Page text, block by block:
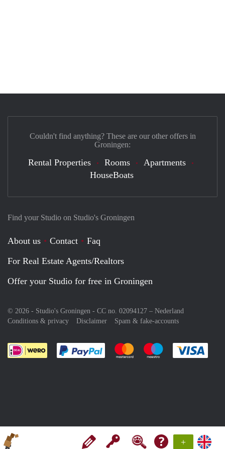
+
Find your Studio on Studio's Groningen
About us Contact
Faq
For Real Estate Agents/Realtors
Offer your Studio for free in Groningen
© 2026 - Studio's Groningen - CC no. 02094127 – Nederland
Conditions & privacy
Disclaimer Spam & fake-accounts
Pay easily with :payment method
Pay easily with :payment
Pay easily with
Couldn't find anything? These are our other offers in
Groningen:
Rental Properties Rooms
Apartments
HouseBoats